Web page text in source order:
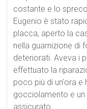
costante e lo
Eugenio è stato
placca, aperto la
nella guarnizione di
deteriorati. Aveva i
effettuato la
poco più di un'ora e
gocciolamento e
assicurato.